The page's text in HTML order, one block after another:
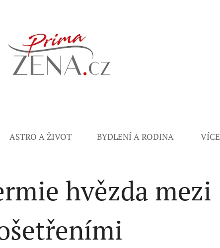
ASTRO A ŽIVOT BYDLENÍ A RODINA VÍCE
hvězda mezi